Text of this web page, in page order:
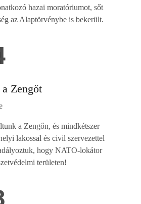
hazai moratóriumot, sőt
az Alaptörvénybe is bekerült.
Zengőt
a Zengőn, és mindkétszer
lakossal és civil szervezettel
hogy NATO-lokátor
területen!